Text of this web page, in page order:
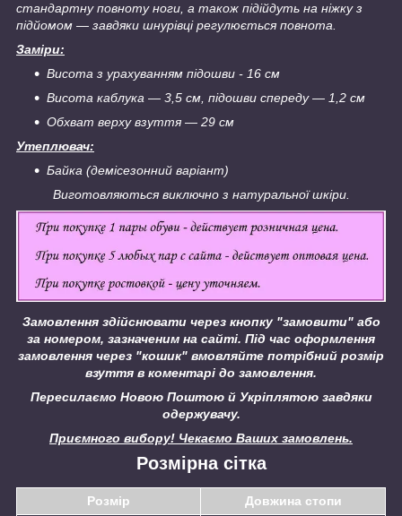
стандартну повноту ноги, а також підійдуть на ніжку з
підйомом — завдяки шнурівці регулюється повнота.
Заміри:
Висота з урахуванням підошви - 16 см
Висота каблука — 3,5 см , підошви спереду — 1,2 см
Обхват верху взуття — 29 см
Утеплювач:
Байка (демісезонний варіант)
Виготовляються виключно з натуральної шкіри.
Замовлення здійснювати через кнопку "замовити" або
за номером, зазначеним на сайті. Під час оформлення
замовлення через "кошик" вмовляйте потрібний розмір
взуття в коментарі до замовлення.
Пересилаємо Новою Поштою й Укріплятою завдяки
одержувачу.
Приємного вибору! Чекаємо Ваших замовлень.
Розмірна сітка
Розмір
Довжина стопи